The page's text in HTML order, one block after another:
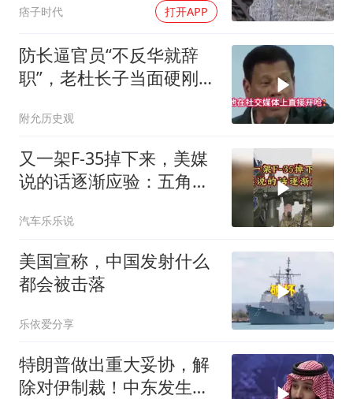
痞子时代 打开APP
防长逼官员“不反华就辞
职”，老杜长子当面硬刚：
附允历史观
又一架F-35掉下来，美媒
说的话逐渐应验：五角大
汽车乐乐说
美国宣称，中国发射什么
都会被击落
乐依爱分享
特朗普做出重大妥协，解
除对伊制裁！中东发生怎